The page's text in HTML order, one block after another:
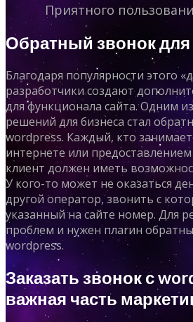
Приятного
Обратный звонок для
Благодаря популярности этого
разработчики создают
для функционала сайта. Одним
решений для бизнеса стал
wordpress. Каждый, кто
интернете или предоставлением
клиент должен иметь
У кого-то может не оказаться
другой оператор, звонить с
указанный на сайте номер. Для
проблем и нужен плагин
wordpress.
Заказать звонок с
важная часть